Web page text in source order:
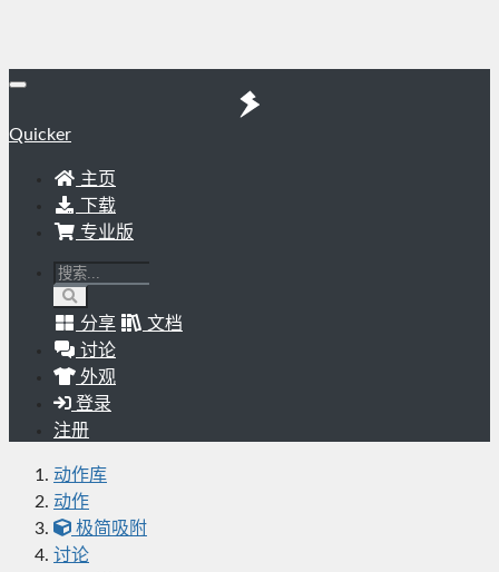
Quicker
主页
下载
专业版
分享
文档
讨论
外观
登录
注册
动作库
动作
极简吸附
讨论